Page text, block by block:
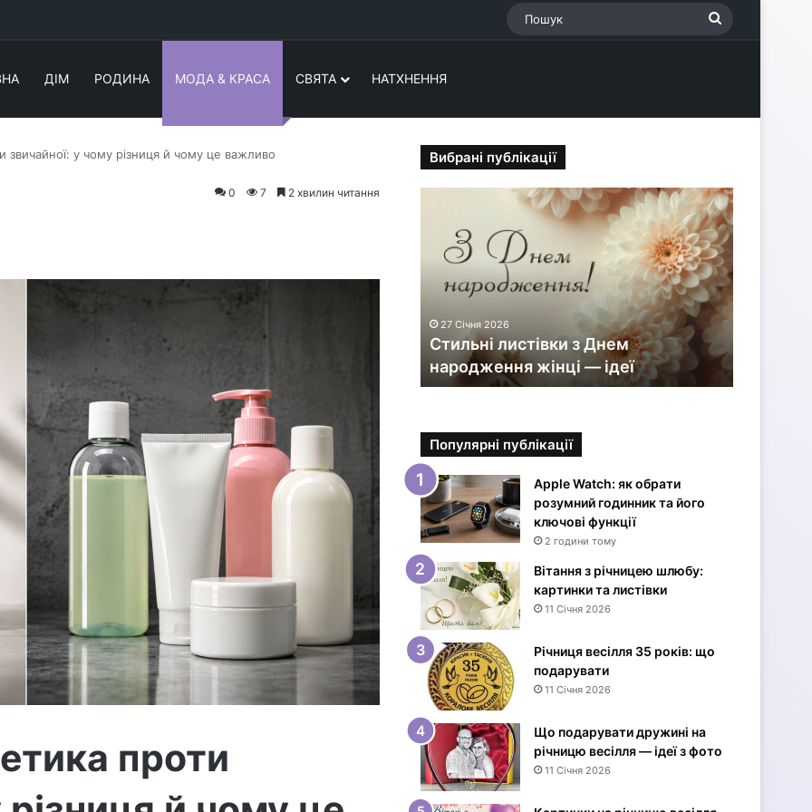
ДІМ РОДИНА МОДА & КРАСА СВЯТА НАТХНЕННЯ
звичайної: у чому різниця й чому це важливо
0 7 2 хвилин читання
проти
Вибрані публікації
т
и
Д
н
е
м
н
р
о
д
ж
е
н
я
ж
і
н
27 Січня 2026
Стильні листівки з Днем
народження жінці — ідеї
Популярні публікації
Apple Watch: як обрати
розумний годинник та його
ключові функції
2 години тому
Вітання з річницею шлюбу:
картинки та листівки
11 Січня 2026
Річниця весілля 35 років: що
подарувати
11 Січня 2026
Що подарувати дружині на
річницю весілля — ідеї з фото
11 Січня 2026